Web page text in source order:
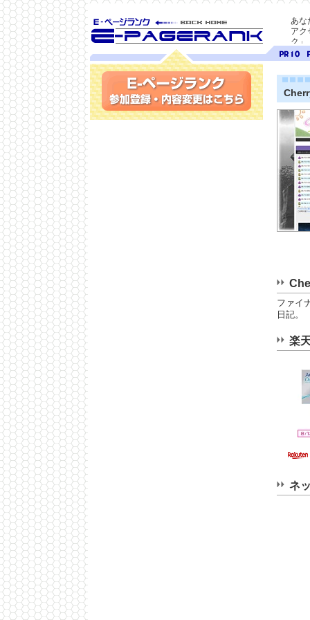
SEO対策に E-ページ
ランク
あな
アク
ク」
ランク
10
9
ファイ
日記。
楽
ネ
参加登録(無料)・内容変更